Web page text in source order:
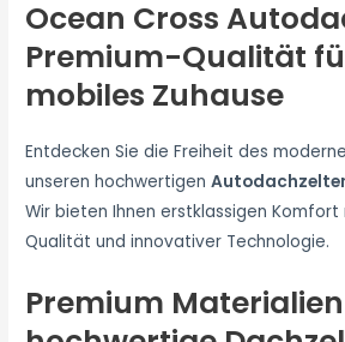
Ocean Cross
Premium-Qualität
mobiles Zuhause
Entdecken Sie die Freiheit des
unseren hochwertigen
Wir bieten Ihnen erstklassigen
Qualität und innovativer Technologie.
Premium